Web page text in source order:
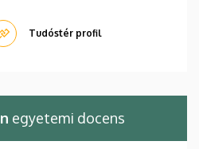
Tudóstér profil
egyetemi docens